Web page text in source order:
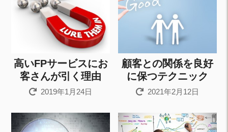
高いFPサービスにお
客さんが引く理由
2019年1月24日
顧客との関係を良好
に保つテクニック
2021年2月12日